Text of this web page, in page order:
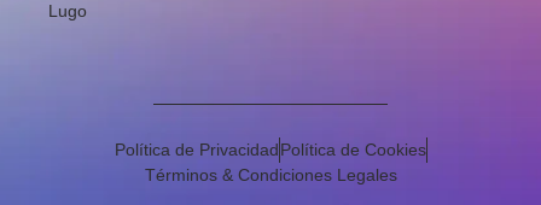
Lugo
Política de PrivacidadPolítica de Cookies
Términos & Condiciones Legales